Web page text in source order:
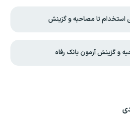
استخدام تا مصاحبه و گزینش
و گزینش آزمون بانک رفاه